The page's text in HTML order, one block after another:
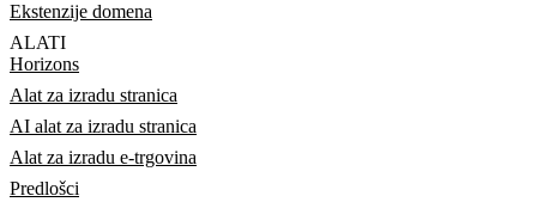
Ekstenzije domena
ALATI
Horizons
Alat za izradu stranica
AI alat za izradu stranica
Alat za izradu e-trgovina
Predlošci